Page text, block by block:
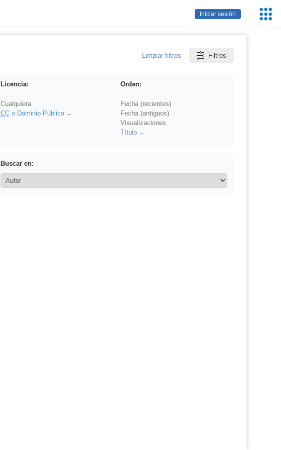
Iniciar sesión
Limpiar filtros Filtros
Licencia:
Cualquiera
CCo Dominio Público
Orden:
Fecha (recientes)
Fecha (antiguos)
Visualizaciones
Título
Buscar en: